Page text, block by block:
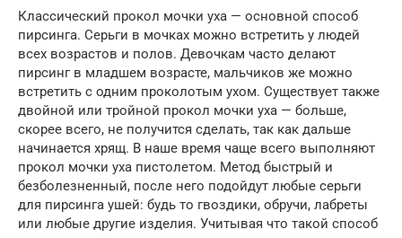
Классический прокол мочки уха — основной способ
пирсинга. Серьги в мочках можно встретить у людей
всех возрастов и полов. Девочкам часто делают
пирсинг в младшем возрасте, мальчиков же можно
встретить с одним проколотым ухом. Существует также
двойной или тройной прокол мочки уха — больше,
скорее всего, не получится сделать, так как дальше
начинается хрящ. В наше время чаще всего выполняют
прокол мочки уха пистолетом. Метод быстрый и
безболезненный, после него подойдут любые серьги
для пирсинга ушей: будь то гвоздики, обручи, лабреты
или любые другие изделия. Учитывая что такой способ